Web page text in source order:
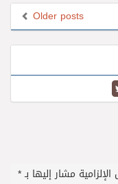
Older posts
مشار إليها بـ*